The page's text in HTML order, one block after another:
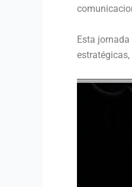
Esta